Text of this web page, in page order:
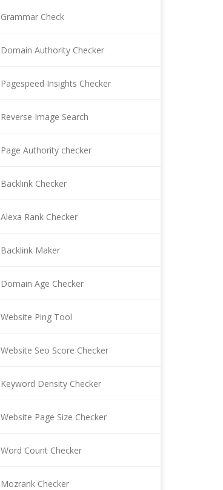
Grammar Check
Domain Authority Checker
Pagespeed Insights Checker
Reverse Image Search
Page Authority checker
Backlink Checker
Alexa Rank Checker
Backlink Maker
Domain Age Checker
Website Ping Tool
Website Seo Score Checker
Keyword Density Checker
Website Page Size Checker
Word Count Checker
Mozrank Checker